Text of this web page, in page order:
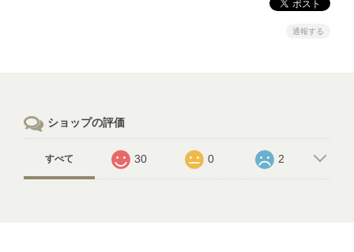
通報する
ショップの評価
すべて 30 0 2